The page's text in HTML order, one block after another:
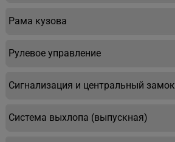
Рама кузова
Рулевое управление
Сигнализация и центральный замок
Система выхлопа (выпускная)